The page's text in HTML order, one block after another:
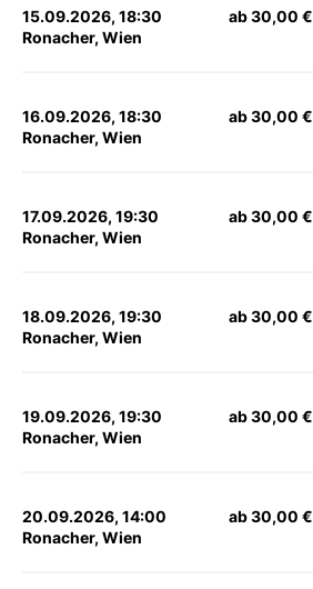
15.09.2026, 18:30
Ronacher, Wien
ab 30,00 €
16.09.2026, 18:30
Ronacher, Wien
ab 30,00 €
17.09.2026, 19:30
Ronacher, Wien
ab 30,00 €
18.09.2026, 19:30
Ronacher, Wien
ab 30,00 €
19.09.2026, 19:30
Ronacher, Wien
ab 30,00 €
20.09.2026, 14:00
Ronacher, Wien
ab 30,00 €